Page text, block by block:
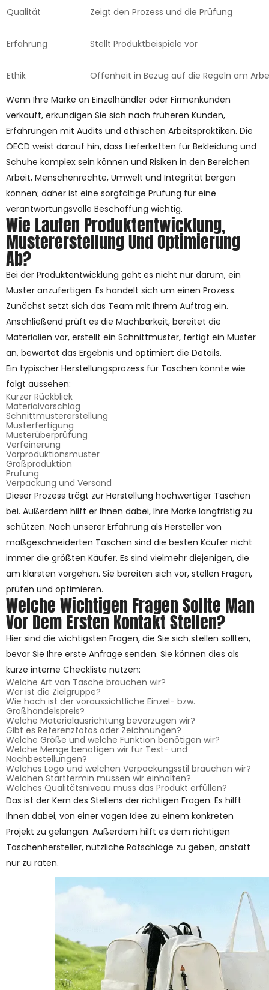
Qualität Zeigt den Prozess und die Prüfung
Erfahrung Stellt Produktbeispiele vor
Ethik
Offenheit in Bezug auf die Regeln am
Wenn Ihre Marke an Einzelhändler oder Firmenkunden
verkauft, erkundigen Sie sich nach früheren Kunden,
Erfahrungen mit Audits und ethischen Arbeitspraktiken. Die
OECD weist darauf hin, dass Lieferketten für Bekleidung und
Schuhe komplex sein können und Risiken in den Bereichen
Arbeit, Menschenrechte, Umwelt und Integrität bergen
können; daher ist eine sorgfältige Prüfung für eine
verantwortungsvolle Beschaffung wichtig.
Wie Laufen Produktentwicklung,
Mustererstellung Und Optimierung
Ab?
Bei der Produktentwicklung geht es nicht nur darum, ein
Muster anzufertigen. Es handelt sich um einen Prozess.
Zunächst setzt sich das Team mit Ihrem Auftrag ein.
Anschließend prüft es die Machbarkeit, bereitet die
Materialien vor, erstellt ein Schnittmuster, fertigt ein Muster
an, bewertet das Ergebnis und optimiert die Details.
Ein typischer Herstellungsprozess für Taschen könnte wie
folgt aussehen:
Kurzer Rückblick
Materialvorschlag
Schnittmustererstellung
Musterfertigung
Musterüberprüfung
Verfeinerung
Vorproduktionsmuster
Großproduktion
Prüfung
Verpackung und Versand
Dieser Prozess trägt zur Herstellung hochwertiger Taschen
bei. Außerdem hilft er Ihnen dabei, Ihre Marke langfristig zu
schützen. Nach unserer Erfahrung als Hersteller von
maßgeschneiderten Taschen sind die besten Käufer nicht
immer die größten Käufer. Es sind vielmehr diejenigen, die
am klarsten vorgehen. Sie bereiten sich vor, stellen Fragen,
prüfen und optimieren.
Welche Wichtigen Fragen Sollte Man
Vor Dem Ersten Kontakt Stellen?
Hier sind die wichtigsten Fragen, die Sie sich stellen sollten,
bevor Sie Ihre erste Anfrage senden. Sie können dies als
kurze interne Checkliste nutzen:
Welche Art von Tasche brauchen wir?
Wer ist die Zielgruppe?
Wie hoch ist der voraussichtliche Einzel- bzw.
Großhandelspreis?
Welche Materialausrichtung bevorzugen wir?
Gibt es Referenzfotos oder Zeichnungen?
Welche Größe und welche Funktion benötigen wir?
Welche Menge benötigen wir für Test- und
Nachbestellungen?
Welches Logo und welchen Verpackungsstil brauchen wir?
Welchen Starttermin müssen wir einhalten?
Welches Qualitätsniveau muss das Produkt erfüllen?
Das ist der Kern des Stellens der richtigen Fragen. Es hilft
Ihnen dabei, von einer vagen Idee zu einem konkreten
Projekt zu gelangen. Außerdem hilft es dem richtigen
Taschenhersteller, nützliche Ratschläge zu geben, anstatt
nur zu raten.